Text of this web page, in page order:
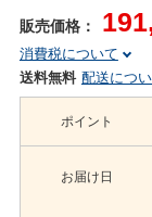
販売価格：
消費税について
送料無料 配送につ
ポイント
お届け日